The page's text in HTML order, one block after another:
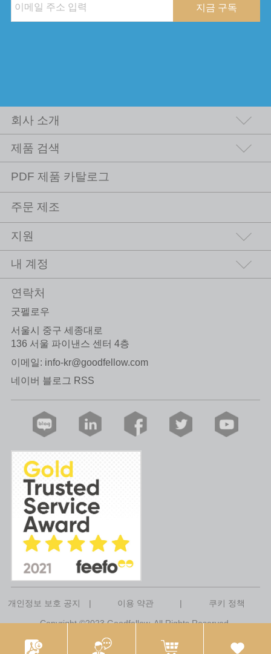
지금 구독
회사 소개
제품 검색
PDF 제품 카탈로그
주문 제조
지원
내 계정
연락처
굿펠로우
서울시 중구 세종대로
136 서울 파이낸스 센터 4층
이메일: info-kr@goodfellow.com
네이버 블로그 RSS
개인정보 보호 공지 | 이용 약관 | 쿠키 정책
Copyright ©2023 Goodfellow. All Rights Reserved.